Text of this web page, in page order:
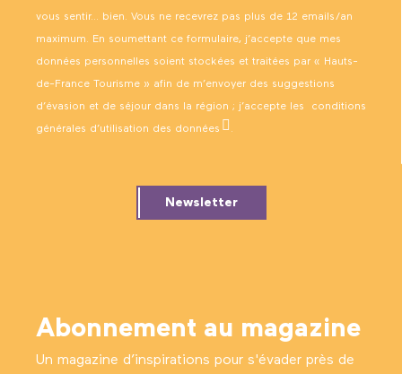
vous sentir… bien. Vous ne recevrez pas plus de 12 emails/an
maximum. En soumettant ce formulaire, j’accepte que mes
données personnelles soient stockées et traitées par « Hauts-
de-France Tourisme » afin de m’envoyer des suggestions
d’évasion et de séjour dans la région ; j’accepte les conditions
générales d’utilisation des données .
Newsletter
Abonnement au magazine
Un magazine d’inspirations pour s'évader près de